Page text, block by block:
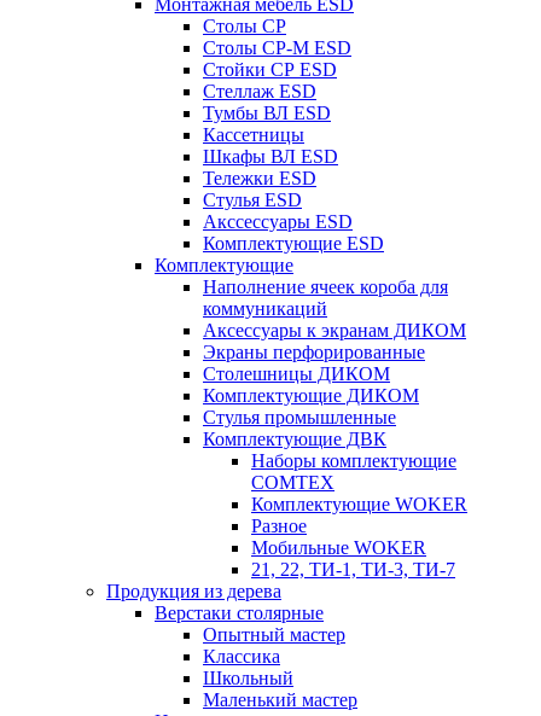
Монтажная мебель ESD
Столы СР
Столы СР-М ESD
Стойки СР ESD
Стеллаж ESD
Тумбы ВЛ ESD
Кассетницы
Шкафы ВЛ ESD
Тележки ESD
Стулья ESD
Акссессуары ESD
Комплектующие ESD
Комплектующие
Наполнение ячеек короба для
коммуникаций
Аксессуары к экранам ДИКОМ
Экраны перфорированные
Cтолешницы ДИКОМ
Комплектующие ДИКОМ
Стулья промышленные
Комплектующие ДВК
Наборы комплектующие
COMTEX
Комплектующие WOKER
Разное
Мобильные WOKER
21, 22, ТИ-1, ТИ-3, ТИ-7
Продукция из дерева
Верстаки столярные
Опытный мастер
Классика
Школьный
Маленький мастер